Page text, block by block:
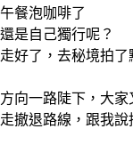
餐泡咖啡了
是自己獨行呢？
好了，去秘境拍
向一路陡下，大
撤退路線，跟我